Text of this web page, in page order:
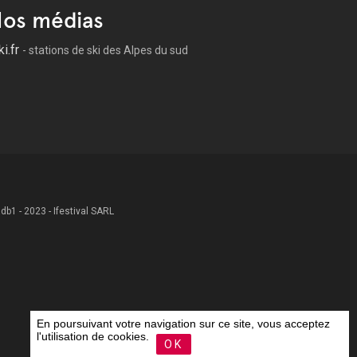
médias
- stations de ski des Alpes du sud
- 2023 - Ifestival SARL
En poursuivant votre navigation sur ce site, vous acceptez
l'utilisation de cookies.
OK